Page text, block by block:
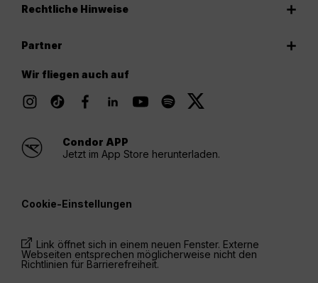
Rechtliche Hinweise
Partner
Wir fliegen auch auf
Condor APP
Jetzt im App Store herunterladen.
Cookie-Einstellungen
Link öffnet sich in einem neuen Fenster. Externe
Webseiten entsprechen möglicherweise nicht den
Richtlinien für Barrierefreiheit.